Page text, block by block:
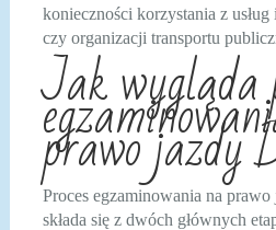
konieczności korzystania z
czy organizacji transportu
Jak wygląda
prawo jazdy
Proces egzaminowania na
składa się z dwóch głównych